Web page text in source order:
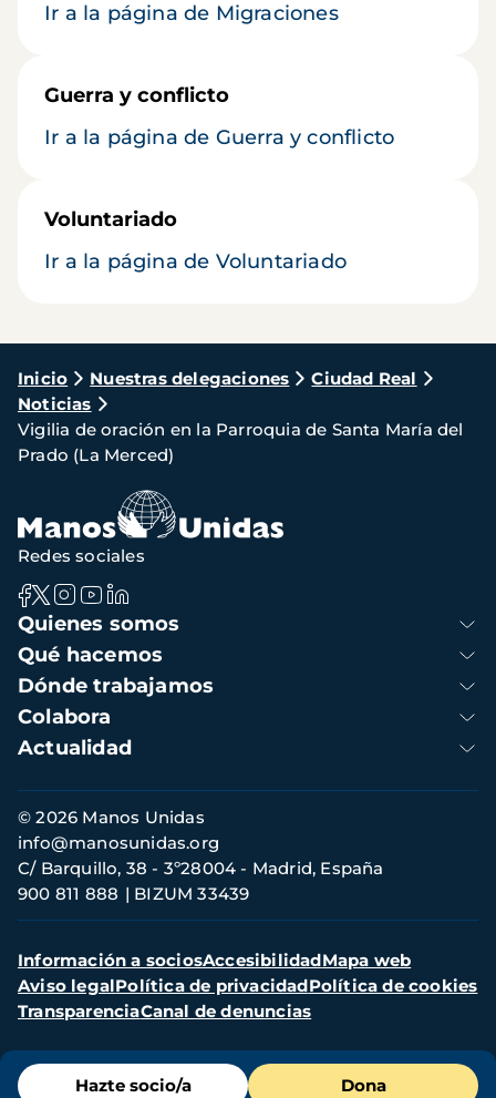
Ir a la página de Migraciones
Guerra y conflicto
Ir a la página de Guerra y conflicto
Voluntariado
Ir a la página de Voluntariado
Ruta
de
navegación
Inicio Nuestras delegaciones
Ciudad Real
Noticias
Vigilia de oración en la Parroquia de Santa María del
Prado (La Merced)
Menú
Hazte socio/a Dona
Navegación
principal
Quienes somos
Qué hacemos
Dónde trabajamos
Colabora
Actualidad
Redes sociales
Información
de
contacto
© 2026 Manos Unidas
C/ Barquillo, 38 - 3º28004 - Madrid, España
900 811 888
BIZUM 33439
info@manosunidas.org
Menú
secundario
Información a sociosAccesibilidadMapa web
Aviso legalPolítica de privacidadPolítica de cookies
TransparenciaCanal de denuncias